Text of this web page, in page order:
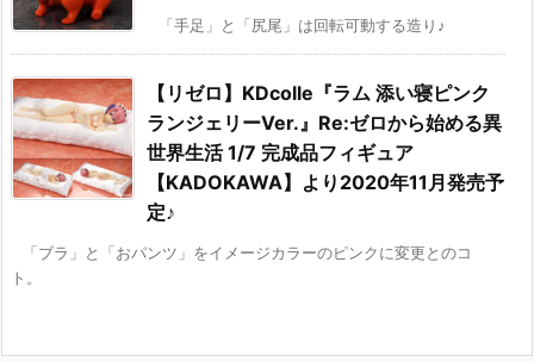
「手足」と「尻尾」は回転可動する造り♪
【リゼロ】KDcolle『ラム 添い寝ピンク
ランジェリーVer.』Re:ゼロから始める異
世界生活 1/7 完成品フィギュア
【KADOKAWA】より2020年11月発売予
定♪
「ブラ」と「おパンツ」をイメージカラーのピンクに変更とのコ
ト。